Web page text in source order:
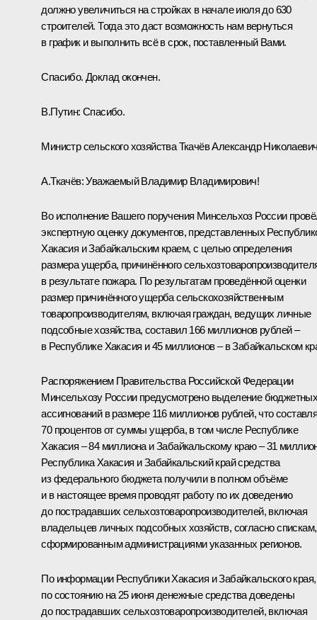
должно увеличиться на стройках в начале июля до 630
строителей. Тогда это даст возможность нам вернуться
в график и выполнить всё в срок, поставленный Вами.
Спасибо. Доклад окончен.
В.Путин: Спасибо.
Министр сельского хозяйства Ткачёв Александр
А.Ткачёв:Уважаемый Владимир Владимирович!
Во исполнение Вашего поручения Минсельхоз России
экспертную оценку документов, представленных
Хакасия и Забайкальским краем, с целью определения
размера ущерба, причинённого
в результате пожара. По результатам проведённой оценки
размер причинённого ущерба сельскохозяйственным
товаропроизводителям, включая граждан, ведущих личные
подсобные хозяйства, составил 166 миллионов рублей –
в Республике Хакасия и 45 миллионов – в Забайкальском
Распоряжением Правительства Российской Федерации
Минсельхозу России предусмотрено выделение
ассигнований в размере 116 миллионов рублей, что
70 процентов от суммы ущерба, в том числе Республике
Хакасия – 84 миллиона и Забайкальскому краю – 31
Республика Хакасия и Забайкальский край средства
из федерального бюджета получили в полном объёме
и в настоящее время проводят работу по их доведению
до пострадавших сельхозтоваропроизводителей, включая
владельцев личных подсобных хозяйств, согласно спискам,
сформированным администрациями указанных регионов.
По информации Республики Хакасия и Забайкальского края,
по состоянию на 25 июня денежные средства доведены
до пострадавших сельхозтоваропроизводителей, включая